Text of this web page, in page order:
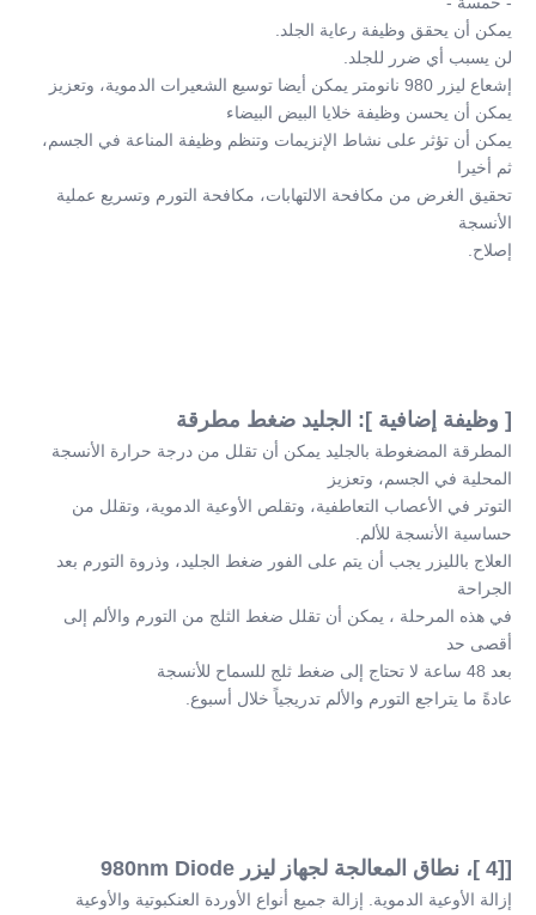
يمكن أن يحقق وظيفة رعاية الجلد.
لن يسبب أي ضرر للجلد.
إشعاع ليزر 980 نانومتر يمكن أيضا توسيع الشعيرات الدموية، وتعزيز
يمكن أن يحسن وظيفة خلايا البيض البيضاء
ثم أخيرا
الأنسجة
إصلاح.
[ وظيفة إضافية ]: الجليد ضغط مطرقة
المحلية في الجسم، وتعزيز
حساسية الأنسجة للألم.
الجراحة
أقصى حد
بعد 48 ساعة لا تحتاج إلى ضغط ثلج للسماح للأنسجة
عادةً ما يتراجع التورم والألم تدريجياً خلال أسبوع.
[[4 ]، نطاق المعالجة لجهاز ليزر 980nm Diode